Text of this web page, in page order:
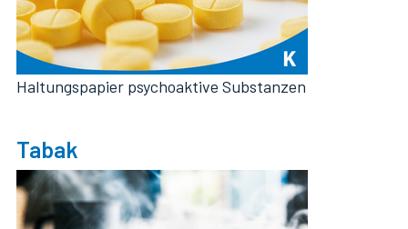
Haltungspapier psychoaktive Substanzen
Tabak